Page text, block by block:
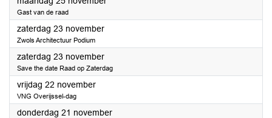
Gast van de raad
zaterdag 23 november2024
Zwols Architectuur Podium
zaterdag 23 november2024
Save the date Raad op Zaterdag
vrijdag 22 november2024
VNG Overijssel-dag
donderdag 21 november2024